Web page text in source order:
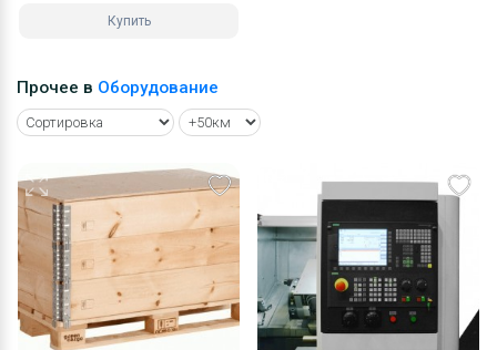
Купить
Прочее в Оборудование